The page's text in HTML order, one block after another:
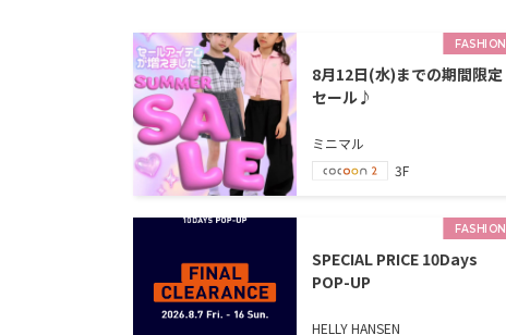
8月12日(水)までの期間限定
セール♪
FASHION
ミニマル
3F
SPECIAL PRICE 10Days
POP-UP
FASHION
HELLY HANSEN